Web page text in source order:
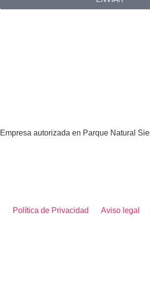
Empresa autorizada en Parque Natural
Política de Privacidad Aviso legal